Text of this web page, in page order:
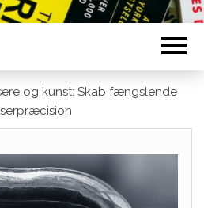
og kunst: Skab fængslende